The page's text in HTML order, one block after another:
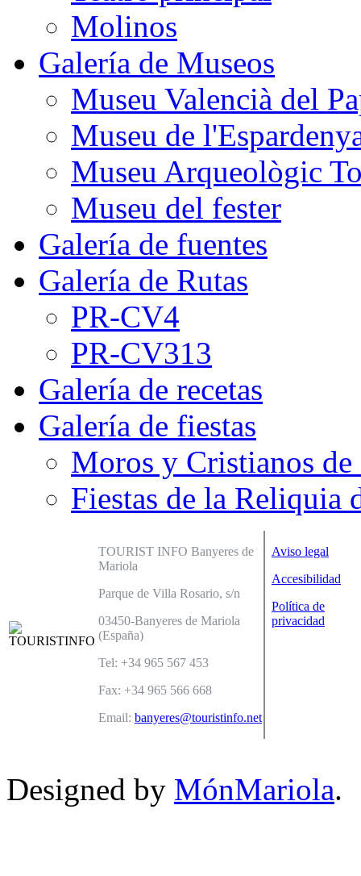
Molinos
Galería de Museos
Museu Valencià del
Museu de
Museu Arqueològic
Museu del fester
Galería de fuentes
Galería de Rutas
PR-CV4
PR-CV313
Galería de recetas
Galería de fiestas
Moros y Cristianos de
Fiestas de la Reliquia
TOURIST INFO Banyeres de
Mariola
Parque de Villa Rosario, s/n
03450-Banyeres de Mariola
(España)
Tel: +34 965 567 453
Fax: +34 965 566 668
Email: banyeres@touristinfo.net
Aviso legal
Accesibilidad
Política de
privacidad
Designed by MónMariola.